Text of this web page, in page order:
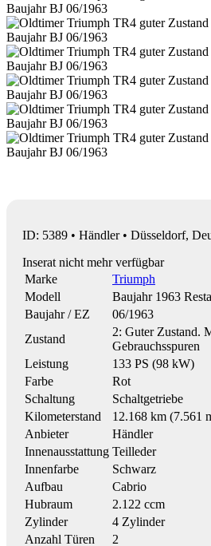
ID: 5389 • Händler • Düsseldorf,
Inserat nicht mehr verfügbar
Marke
Triumph
Modell
Baujahr 1963
Baujahr / EZ
06/1963
Zustand
2: Guter Zustand.
Gebrauchsspuren
Leistung
133 PS (98 kW)
Farbe
Rot
Schaltung
Schaltgetriebe
Kilometerstand
12.168 km (7.561
Anbieter
Händler
Innenausstattung Teilleder
Innenfarbe
Schwarz
Aufbau
Cabrio
Hubraum
2.122 ccm
Zylinder
4 Zylinder
Anzahl Türen
2